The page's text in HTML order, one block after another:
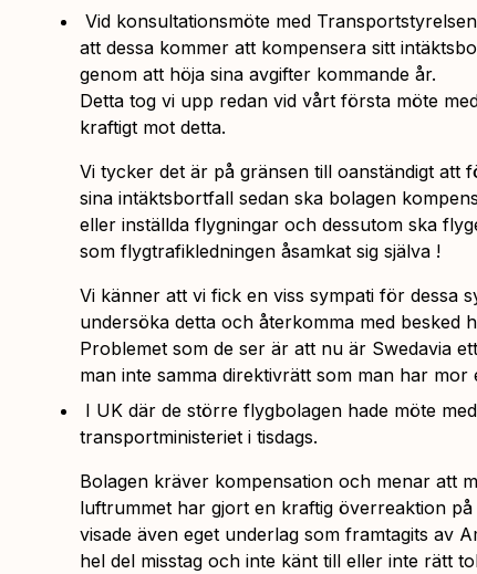
Vid konsultationsmöte med
att dessa kommer att kompensera sitt
genom att höja sina avgifter kommande år.
Detta tog vi upp redan vid vårt första möte
kraftigt mot detta.
Vi tycker det är på gränsen till oanständigt att
sina intäktsbortfall sedan ska bolagen
eller inställda flygningar och dessutom ska
som flygtrafikledningen åsamkat sig själva !
Vi känner att vi fick en viss sympati för dessa
undersöka detta och återkomma med besked
Problemet som de ser är att nu är Swedavia
man inte samma direktivrätt som man har mor
I UK där de större flygbolagen hade möte med
transportministeriet i tisdags.
Bolagen kräver kompensation och menar att
luftrummet har gjort en kraftig överreaktion
visade även eget underlag som framtagits av
hel del misstag och inte känt till eller inte rätt